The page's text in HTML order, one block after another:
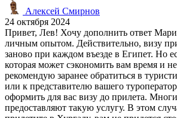
Алексей Смирнов
24 октября 2024
Привет, Лев! Хочу дополнить ответ
личным опытом. Действительно, визу
заново при каждом въезде в Египет. Но
которая может сэкономить вам время и
рекомендую заранее обратиться в
или к представителю вашего
оформить для вас визу до прилета.
предоставляют такую услугу. В этом